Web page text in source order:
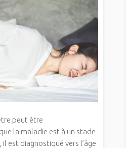
peut être
la maladie est à un stade
est diagnostiqué vers l’âge